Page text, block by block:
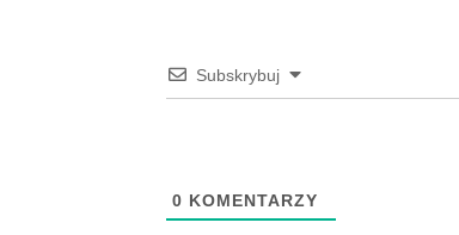
Subskrybuj
0 KOMENTARZY